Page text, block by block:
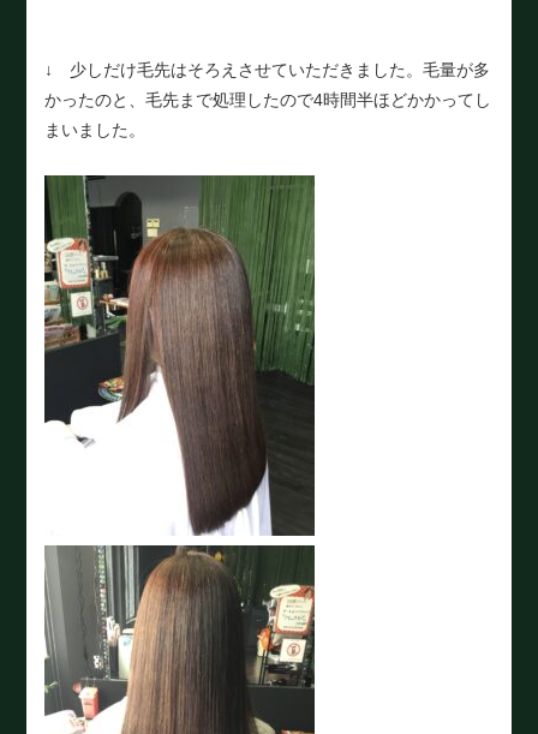
↓ 少しだけ毛先はそろえさせていただきました。毛量が多
かったのと、毛先まで処理したので4時間半ほどかかってし
まいました。